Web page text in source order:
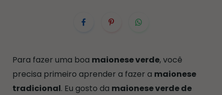
Para fazer uma boa maionese verde, você
precisa primeiro aprender a fazer a maionese
tradicional. Eu gosto da maionese verde de